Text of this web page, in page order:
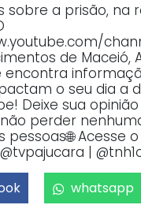
a prisão, na
de
encontra
o seu dia a
Deixe sua
perder
Acesse
|
whatsapp